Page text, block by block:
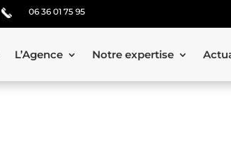
06 36 01 75 95
L’Agence Notre expertise